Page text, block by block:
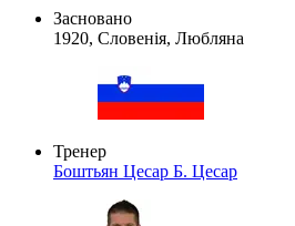
Засновано
1920, Словенія, Любляна
Тренер
Боштьян Цесар Б. Цесар